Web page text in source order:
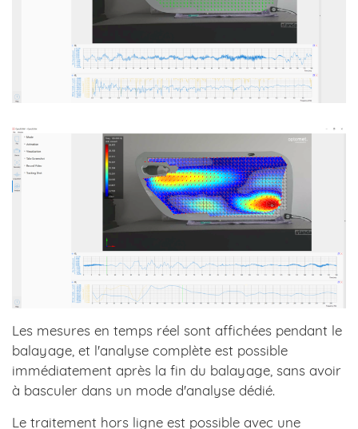
Les mesures en temps réel sont affichées pendant le
balayage, et l'analyse complète est possible
immédiatement après la fin du balayage, sans avoir
à basculer dans un mode d'analyse dédié.
Le traitement hors ligne est possible avec une